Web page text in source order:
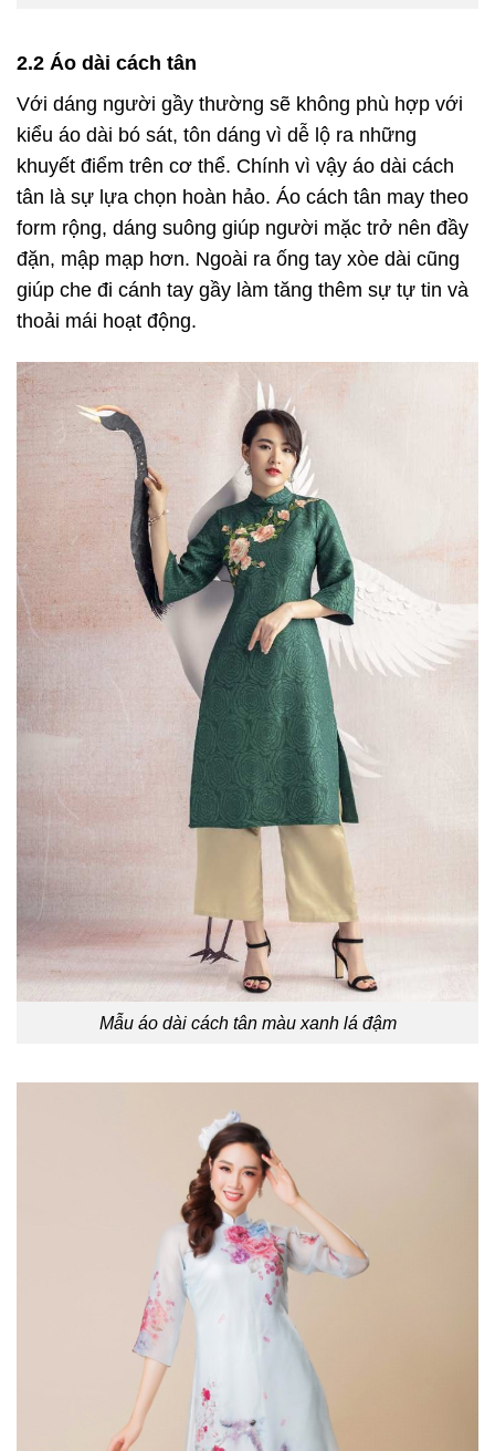
2.2 Áo dài cách tân
Với dáng người gầy thường sẽ không phù hợp với
kiểu áo dài bó sát, tôn dáng vì dễ lộ ra những
khuyết điểm trên cơ thể. Chính vì vậy áo dài cách
tân là sự lựa chọn hoàn hảo. Áo cách tân may theo
form rộng, dáng suông giúp người mặc trở nên đầy
đặn, mập mạp hơn. Ngoài ra ống tay xòe dài cũng
giúp che đi cánh tay gầy làm tăng thêm sự tự tin và
thoải mái hoạt động.
Mẫu áo dài cách tân màu xanh lá đậm